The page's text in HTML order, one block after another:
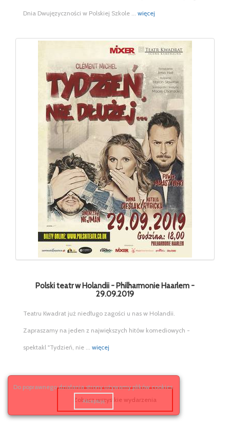
Dnia Dwujęzyczności w Polskiej Szkole ... więcej
Polski teatr w Holandii - Philharmonie Haarlem -
29.09.2019
Teatru Kwadrat już niedługo zagości u nas w Holandii.
Zapraszamy na jeden z największych hitów komediowych -
spektakl "Tydzień, nie ... więcej
Zobacz wszystkie wydarzenia
Do poprawnego działania strony używamy plików cookies.
Akceptuję